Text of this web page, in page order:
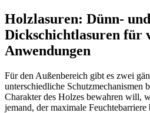
Holzlasuren: Dünn- und
Dickschichtlasuren für
Anwendungen
Für den Außenbereich gibt es zwei
unterschiedliche Schutzmechanismen
Charakter des Holzes bewahren will,
jemand, der maximale Feuchtebarriere